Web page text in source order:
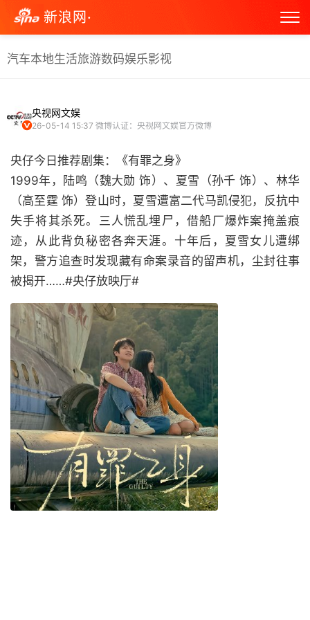
新浪网·
汽车本地生活旅游数码娱乐影视
央视网文娱
26-05-14 15:37 微博认证：央视网文娱官方微博
央仔今日推荐剧集：《有罪之身》
1999年，陆鸣（魏大勋 饰）、夏雪（孙千 饰）、林华
（高至霆 饰）登山时，夏雪遭富二代马凯侵犯，反抗中
失手将其杀死。三人慌乱埋尸，借船厂爆炸案掩盖痕
迹，从此背负秘密各奔天涯。十年后，夏雪女儿遭绑
架，警方追查时发现藏有命案录音的留声机，尘封往事
被揭开……#央仔放映厅#